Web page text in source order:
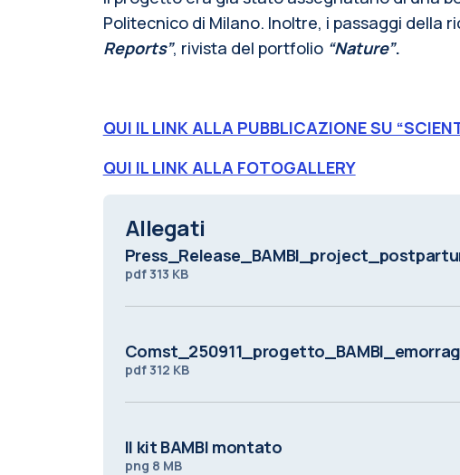
Politecnico di Milano. Inoltre, i passaggi della
Reports”, rivista del portfolio “Nature”.
QUI IL LINK ALLA PUBBLICAZIONE SU
QUI IL LINK ALLA FOTOGALLERY
Allegati
pdf 313 KB
pdf 312 KB
Il kit BAMBI montato
png 8 MB